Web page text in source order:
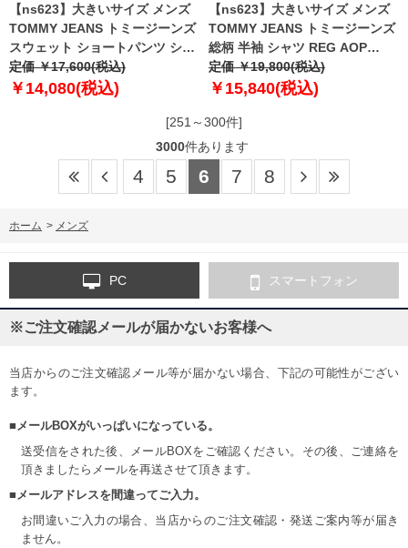
【ns623】大きいサイズ メンズ
TOMMY JEANS トミージーンズ
スウェット ショートパンツ ショ
ーツ NEW CLASSICS BEACH
SHORT USA直輸入
定価 ￥17,600(税込)
￥14,080(税込)
【ns623】大きいサイズ メンズ
TOMMY JEANS トミージーンズ
総柄 半袖 シャツ REG AOP
CAMP SHIRT EXT USA直輸入
dm0dm22792
定価 ￥19,800(税込)
￥15,840(税込)
[251～300件]
3000件あります
4 5 6 7 8
ホーム > メンズ
PC スマートフォン
※ご注文確認メールが届かないお客様へ
当店からのご注文確認メール等が届かない場合、下記の可能性がござい
ます。
■メールBOXがいっぱいになっている。
送受信をされた後、メールBOXをご確認ください。その後、ご連絡を
頂きましたらメールを再送させて頂きます。
■メールアドレスを間違ってご入力。
お間違いご入力の場合、当店からのご注文確認・発送ご案内等が届き
ません。